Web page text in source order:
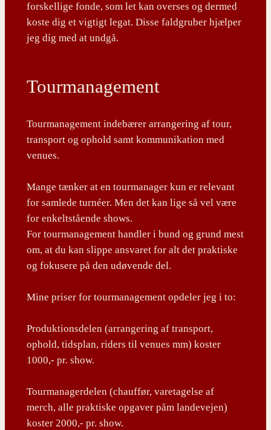
forskellige fonde, som let kan overses og dermed
koste dig et vigtigt legat. Disse faldgruber hjælper
jeg dig med at undgå.
Tourmanagement
Tourmanagement indebærer arrangering af tour,
transport og ophold samt kommunikation med
venues.
Mange tænker at en tourmanager kun er relevant
for samlede turnéer. Men det kan lige så vel være
for enkeltstående shows.
For tourmanagement handler i bund og grund mest
om, at du kan slippe ansvaret for alt det praktiske
og fokusere på den udøvende del.
Mine priser for tourmanagement opdeler jeg i to:
Produktionsdelen (arrangering af transport,
ophold, tidsplan, riders til venues mm) koster
1000,- pr. show.
Tourmanagerdelen (chauffør, varetagelse af
merch, alle praktiske opgaver påm landevejen)
koster 2000,- pr. show.